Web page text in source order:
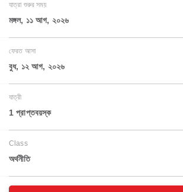
যাত্রা শুরুর সময়
মঙ্গল, ১১ আগ, ২০২৬
ফেরত আসা
বুধ, ১২ আগ, ২০২৬
যাত্রী
1 প্রাপ্তবয়স্ক
Class
অর্থনীতি